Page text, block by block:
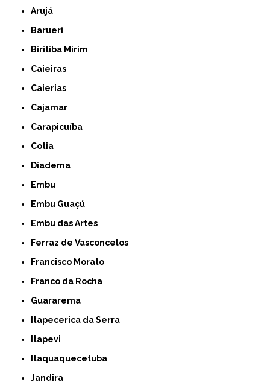
Arujá
Barueri
Biritiba Mirim
Caieiras
Caierias
Cajamar
Carapicuíba
Cotia
Diadema
Embu
Embu Guaçú
Embu das Artes
Ferraz de Vasconcelos
Francisco Morato
Franco da Rocha
Guararema
Itapecerica da Serra
Itapevi
Itaquaquecetuba
Jandira